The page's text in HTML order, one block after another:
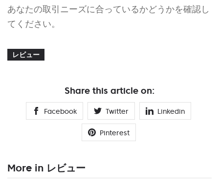
あなたの取引ニーズに合っているかどうかを確認し
てください。
レビュー
Share this article on:
Facebook Twitter Linkedin
Pinterest
More in レビュー